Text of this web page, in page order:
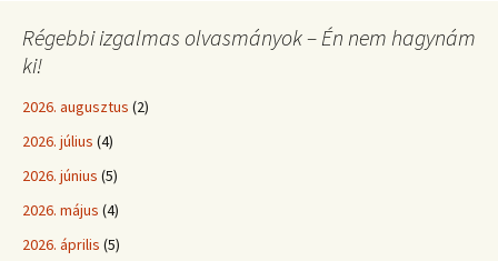
Régebbi izgalmas olvasmányok – Én nem hagynám
ki!
2026. augusztus (2)
2026. július (4)
2026. június (5)
2026. május (4)
2026. április (5)